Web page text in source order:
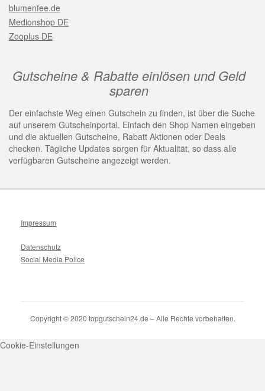
blumenfee.de
Medionshop DE
Zooplus DE
Gutscheine & Rabatte einlösen und Geld
sparen
Der einfachste Weg einen Gutschein zu finden, ist über die Suche
auf unserem Gutscheinportal. Einfach den Shop Namen eingeben
und die aktuellen Gutscheine, Rabatt Aktionen oder Deals
checken. Tägliche Updates sorgen für Aktualität, so dass alle
verfügbaren Gutscheine angezeigt werden.
Impressum
Datenschutz
Social Media Police
Copyright © 2020 topgutschein24.de – Alle Rechte vorbehalten.
Cookie-Einstellungen